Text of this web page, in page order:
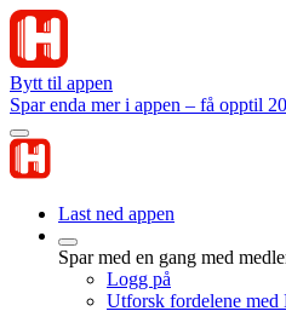
Bytt til appen
Spar enda mer i appen – få opptil
Last ned appen
Spar med en gang med
Logg på
Utforsk fordelene